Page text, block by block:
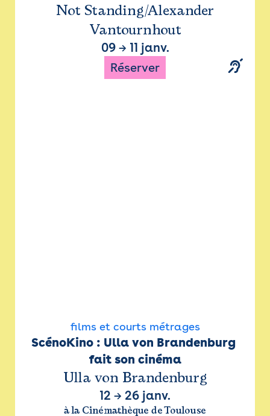
Not Standing/Alexander
Vantournhout
09→ 11 janv.
Réserver
films et courts métrages
ScénoKino : Ulla von Brandenburg
fait son cinéma
Ulla von Brandenburg
12 → 26 janv.
à la Cinémathèque de Toulouse